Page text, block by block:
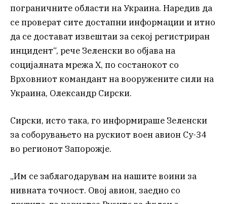
пограничните области на Украина. Наредив да
се проверат сите достапни информации и итно
да се достават извештаи за секој регистриран
инцидент“, рече Зеленски во објава на
социјалната мрежа X, по состанокот со
Врховниот командант на вооружените сили на
Украина, Олександр Сирски.
Сирски, исто така, го информираше Зеленски
за соборувањето на рускиот воен авион Су-34
во регионот Запорожје.
„Им се заблагодарувам на нашите воини за
нивната точност. Овој авион, заедно со